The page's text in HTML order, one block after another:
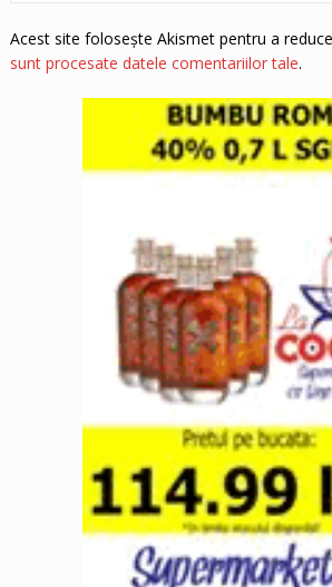
Acest site folosește Akismet pentru a
sunt procesate datele comentariilor tale.